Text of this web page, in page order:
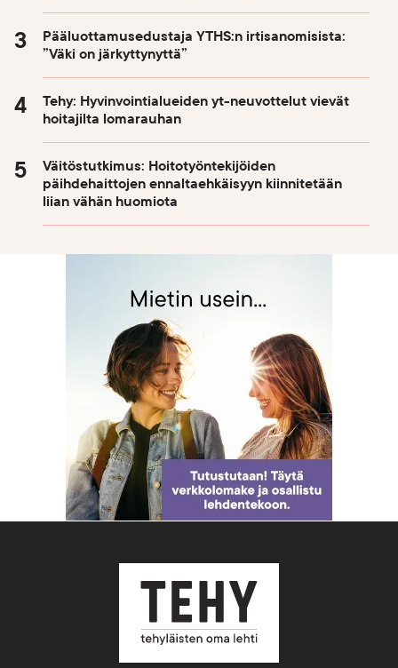
Pääluottamusedustaja YTHS:n irtisanomisista:
”Väki on järkyttynyttä”
Tehy: Hyvinvointialueiden yt-neuvottelut vievät
hoitajilta lomarauhan
Väitöstutkimus: Hoitotyöntekijöiden
päihdehaittojen ennaltaehkäisyyn kiinnitetään
liian vähän huomiota